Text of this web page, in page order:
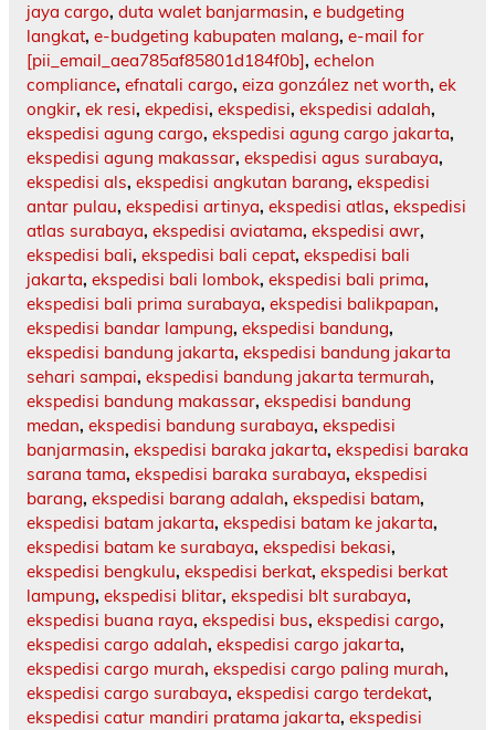
jaya cargo, duta walet banjarmasin, e budgeting
langkat, e-budgeting kabupaten malang, e-mail for
[pii_email_aea785af85801d184f0b], echelon
compliance, efnatali cargo, eiza gonzález net worth, ek
ongkir, ek resi, ekpedisi, ekspedisi, ekspedisi adalah,
ekspedisi agung cargo, ekspedisi agung cargo jakarta,
ekspedisi agung makassar, ekspedisi agus surabaya,
ekspedisi als, ekspedisi angkutan barang, ekspedisi
antar pulau, ekspedisi artinya, ekspedisi atlas, ekspedisi
atlas surabaya, ekspedisi aviatama, ekspedisi awr,
ekspedisi bali, ekspedisi bali cepat, ekspedisi bali
jakarta, ekspedisi bali lombok, ekspedisi bali prima,
ekspedisi bali prima surabaya, ekspedisi balikpapan,
ekspedisi bandar lampung, ekspedisi bandung,
ekspedisi bandung jakarta, ekspedisi bandung jakarta
sehari sampai, ekspedisi bandung jakarta termurah,
ekspedisi bandung makassar, ekspedisi bandung
medan, ekspedisi bandung surabaya, ekspedisi
banjarmasin, ekspedisi baraka jakarta, ekspedisi baraka
sarana tama, ekspedisi baraka surabaya, ekspedisi
barang, ekspedisi barang adalah, ekspedisi batam,
ekspedisi batam jakarta, ekspedisi batam ke jakarta,
ekspedisi batam ke surabaya, ekspedisi bekasi,
ekspedisi bengkulu, ekspedisi berkat, ekspedisi berkat
lampung, ekspedisi blitar, ekspedisi blt surabaya,
ekspedisi buana raya, ekspedisi bus, ekspedisi cargo,
ekspedisi cargo adalah, ekspedisi cargo jakarta,
ekspedisi cargo murah, ekspedisi cargo paling murah,
ekspedisi cargo surabaya, ekspedisi cargo terdekat,
ekspedisi catur mandiri pratama jakarta, ekspedisi